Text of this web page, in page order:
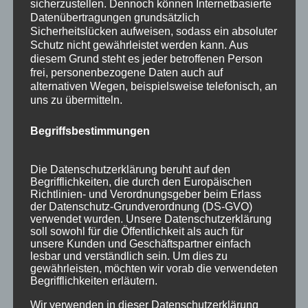
Wir sind Mitglied bei
sicherzustellen. Dennoch können Internetbasierte
Datenübertragungen grundsätzlich
Sicherheitslücken aufweisen, sodass ein absoluter
Schutz nicht gewährleistet werden kann. Aus
diesem Grund steht es jeder betroffenen Person
frei, personenbezogene Daten auch auf
alternativen Wegen, beispielsweise telefonisch, an
uns zu übermitteln.
Begriffsbestimmungen
Die Datenschutzerklärung beruht auf den
Begrifflichkeiten, die durch den Europäischen
Richtlinien- und Verordnungsgeber beim Erlass
der Datenschutz-Grundverordnung (DS-GVO)
verwendet wurden. Unsere Datenschutzerklärung
soll sowohl für die Öffentlichkeit als auch für
unsere Kunden und Geschäftspartner einfach
lesbar und verständlich sein. Um dies zu
gewährleisten, möchten wir vorab die verwendeten
Begrifflichkeiten erläutern.
Wir verwenden in dieser Datenschutzerklärung